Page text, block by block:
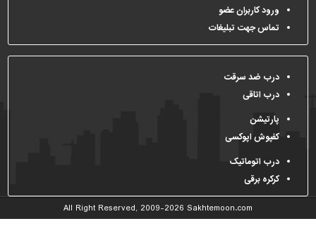
بهداشتی
ابزار،یراق
و
آلات
برقی،روشنایی،ایمنی
محوطه
سازی
و
نما
ساخت
ورود کاربران عضو
تماس جهت تبلیغات
درب ضد سرقت
درب اتاقی
پارتیشن
کفپوش اپوکسی
درب اتوماتیک
کرکره برقی
All Right Reserved, 2009-2026 Sakhtemoon.com